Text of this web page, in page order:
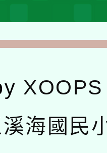
XOOPS
海國民